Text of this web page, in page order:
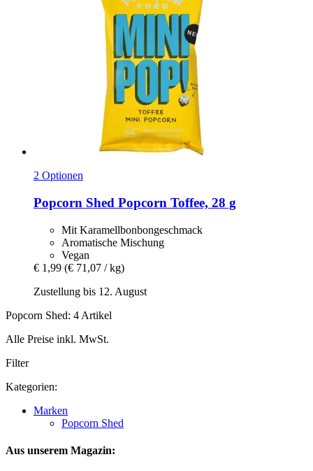
2 Optionen
Popcorn Shed Popcorn Toffee, 28 g
Mit Karamellbonbongeschmack
Aromatische Mischung
Vegan
€ 1,99 (€ 71,07 / kg)
Zustellung bis 12. August
Popcorn Shed: 4 Artikel
Alle Preise inkl. MwSt.
Filter
Kategorien:
Marken
Popcorn Shed
Aus unserem Magazin: